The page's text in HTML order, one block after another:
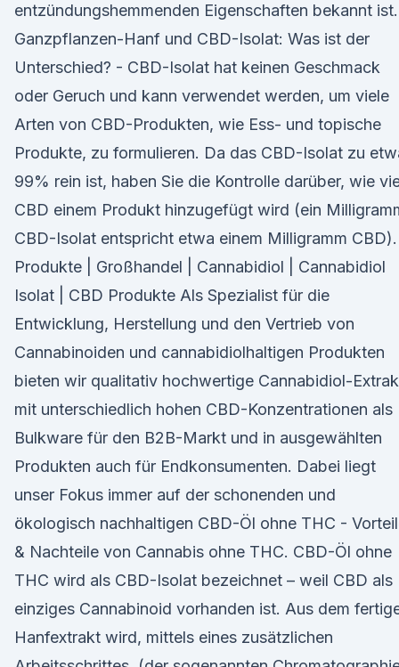
entzündungshemmenden Eigenschaften bekannt ist.
Ganzpflanzen-Hanf und CBD-Isolat: Was ist der
Unterschied? - CBD-Isolat hat keinen Geschmack
oder Geruch und kann verwendet werden, um viele
Arten von CBD-Produkten, wie Ess- und topische
Produkte, zu formulieren. Da das CBD-Isolat zu
99% rein ist, haben Sie die Kontrolle darüber, wie
CBD einem Produkt hinzugefügt wird (ein
CBD-Isolat entspricht etwa einem Milligramm CBD).
Produkte | Großhandel | Cannabidiol | Cannabidiol
Isolat | CBD Produkte Als Spezialist für die
Entwicklung, Herstellung und den Vertrieb von
Cannabinoiden und cannabidiolhaltigen Produkten
bieten wir qualitativ hochwertige Cannabidiol-
mit unterschiedlich hohen CBD-Konzentrationen als
Bulkware für den B2B-Markt und in ausgewählten
Produkten auch für Endkonsumenten. Dabei liegt
unser Fokus immer auf der schonenden und
ökologisch nachhaltigen CBD-Öl ohne THC -
& Nachteile von Cannabis ohne THC. CBD-Öl ohne
THC wird als CBD-Isolat bezeichnet – weil CBD als
einziges Cannabinoid vorhanden ist. Aus dem
Hanfextrakt wird, mittels eines zusätzlichen